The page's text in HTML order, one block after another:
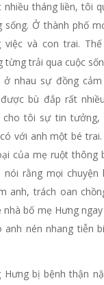
tháng liền, tôi
sống. Ở thành phố
việc và con trai.
trải qua cuộc
ở nhau sự đồng
bù đắp rất
tôi sự tin tưởng,
với anh một bé
của mẹ ruột thông
rằng mọi chuyện
anh, trách oan
bố mẹ Hưng
nén nhang tiễn
bị bệnh thận